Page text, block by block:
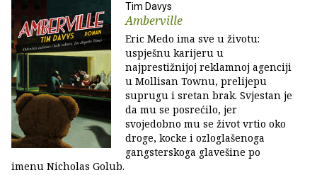
Tim Davys
Amberville
Eric Medo ima sve u životu:
uspješnu karijeru u
najprestižnijoj reklamnoj agenciji
u Mollisan Townu, prelijepu
suprugu i sretan brak. Svjestan je
da mu se posrećilo, jer
svojedobno mu se život vrtio oko
droge, kocke i ozloglašenoga
gangsterskoga glavešine po
imenu Nicholas Golub.